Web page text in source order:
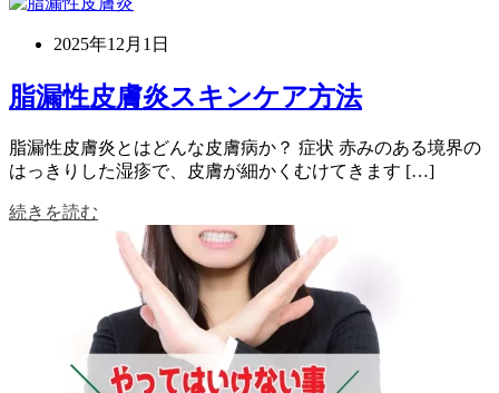
2025年12月1日
脂漏性皮膚炎スキンケア方法
脂漏性皮膚炎とはどんな皮膚病か？ 症状 赤みのある境界の
はっきりした湿疹で、皮膚が細かくむけてきます […]
続きを読む